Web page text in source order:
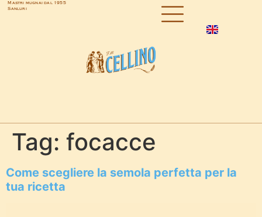
Mastri mugnai dal 1955
Sanluri
Tag: focacce
Come scegliere la semola perfetta per la
tua ricetta